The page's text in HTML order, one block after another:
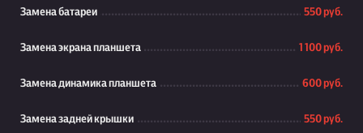
Замена батареи 550 руб.
Замена экрана планшета 1 100 руб.
Замена динамика планшета 600 руб.
Замена задней крышки 550 руб.